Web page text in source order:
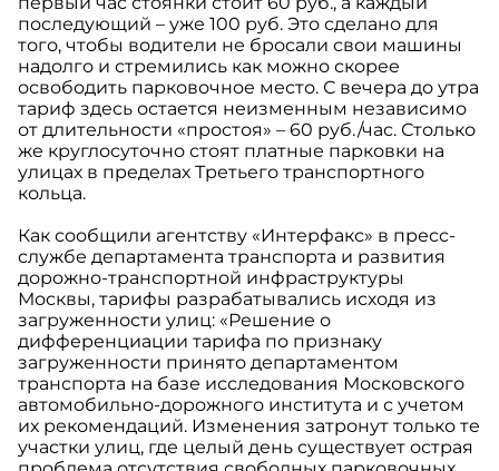
последующий – уже 100 руб. Это сделано для
того, чтобы водители не бросали свои машины
надолго и стремились как можно скорее
освободить парковочное место. С вечера до утра
тариф здесь остается неизменным независимо
от длительности «простоя» – 60 руб./час. Столько
же круглосуточно стоят платные парковки на
улицах в пределах Третьего транспортного
кольца.
Как сообщили агентству «Интерфакс» в пресс-
службе департамента транспорта и развития
дорожно-транспортной инфраструктуры
Москвы, тарифы разрабатывались исходя из
загруженности улиц: «Решение о
дифференциации тарифа по признаку
загруженности принято департаментом
транспорта на базе исследования Московского
автомобильно-дорожного института и с учетом
их рекомендаций. Изменения затронут только те
участки улиц, где целый день существует острая